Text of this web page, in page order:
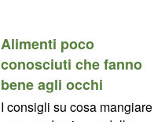
Alimenti poco
conosciuti che fanno
bene agli occhi
I consigli su cosa mangiare